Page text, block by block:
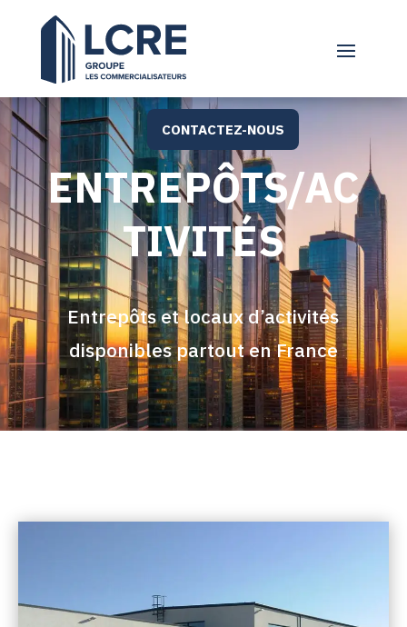
CONTACTEZ-NOUS
ENTREPÔTS/AC
TIVITÉS
Entrepôts et locaux d’activités
disponibles partout en France